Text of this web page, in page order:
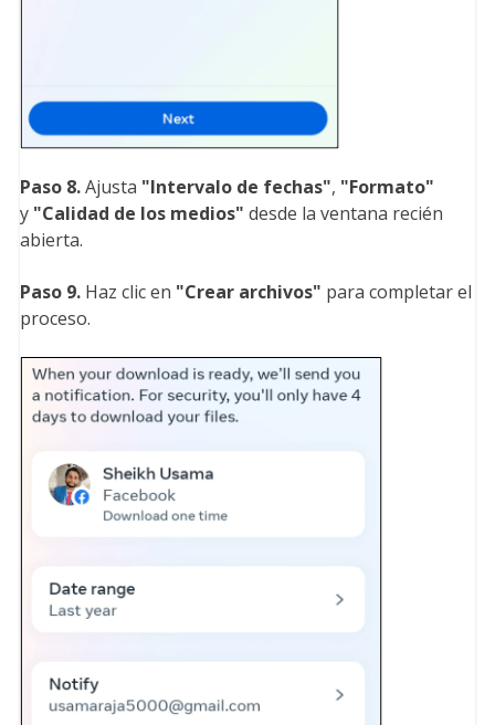
Paso 8.Ajusta "Intervalo de fechas", "Formato"
y "Calidad de los medios" desde la ventana recién
abierta.
Paso 9.Haz clic en "Crear archivos" para completar el
proceso.